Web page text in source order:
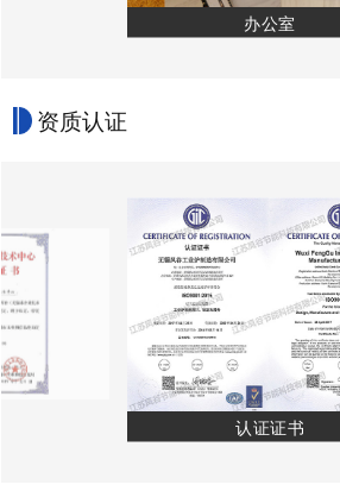
办公室
资质认证
认证证书